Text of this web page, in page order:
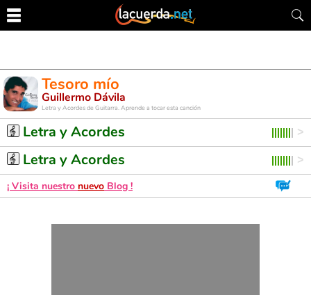
Tesoro mío
Guillermo Dávila
Letra y Acordes de Guitarra. Aprende a tocar esta canción
Letra y Acordes
Letra y Acordes
¡ Visita nuestro nuevo Blog !